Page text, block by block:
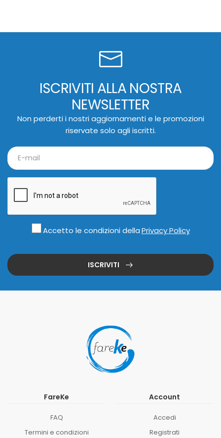
ISCRIVITI ALLA NOSTRA
NEWSLETTER
Non perderti i nostri aggiornamenti e le promozioni
riservate solo agli iscritti.
Accetto le condizioni dellaPrivacy Policy
ISCRIVITI
FareKe
FAQ
Termini e condizioni
Account
Accedi
Registrati